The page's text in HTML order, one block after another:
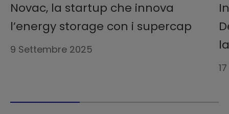
Novac, la startup che innova
l’energy storage con i supercap
9 Settembre 2025